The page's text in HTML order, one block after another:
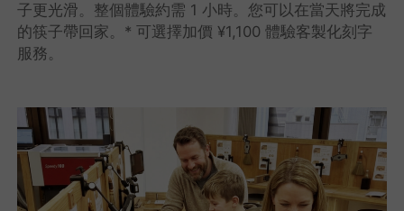
子更光滑。整個體驗約需 1 小時。您可以在當天將完成
的筷子帶回家。* 可選擇加價 ¥1,100 體驗客製化刻字
服務。